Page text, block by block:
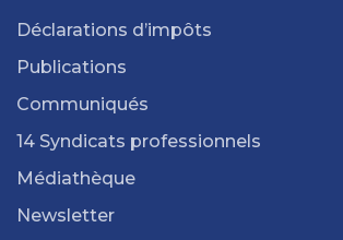
Déclarations d’impôts
Publications
Communiqués
14 Syndicats professionnels
Médiathèque
Newsletter